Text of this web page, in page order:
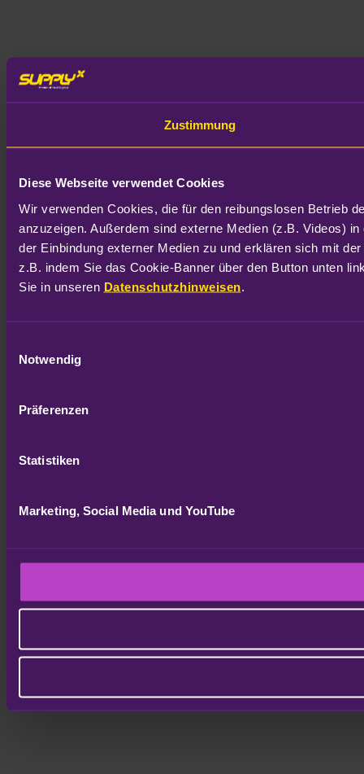
Zustimmung
Diese Webseite verwendet Cookies
Wir verwenden Cookies, die für den reibungslosen Betrieb
anzuzeigen. Außerdem sind externe Medien (z.B. Videos)
der Einbindung externer Medien zu und erklären sich mit
z.B. indem Sie das Cookie-Banner über den Button unten
Sie in unseren Datenschutzhinweisen
Notwendig
Präferenzen
Statistiken
Marketing, Social Media und YouTube